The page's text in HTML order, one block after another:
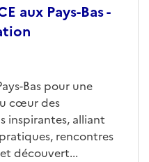
aux Pays-Bas -
Bas pour une
cœur des
inspirantes, alliant
rencontres
découvert...